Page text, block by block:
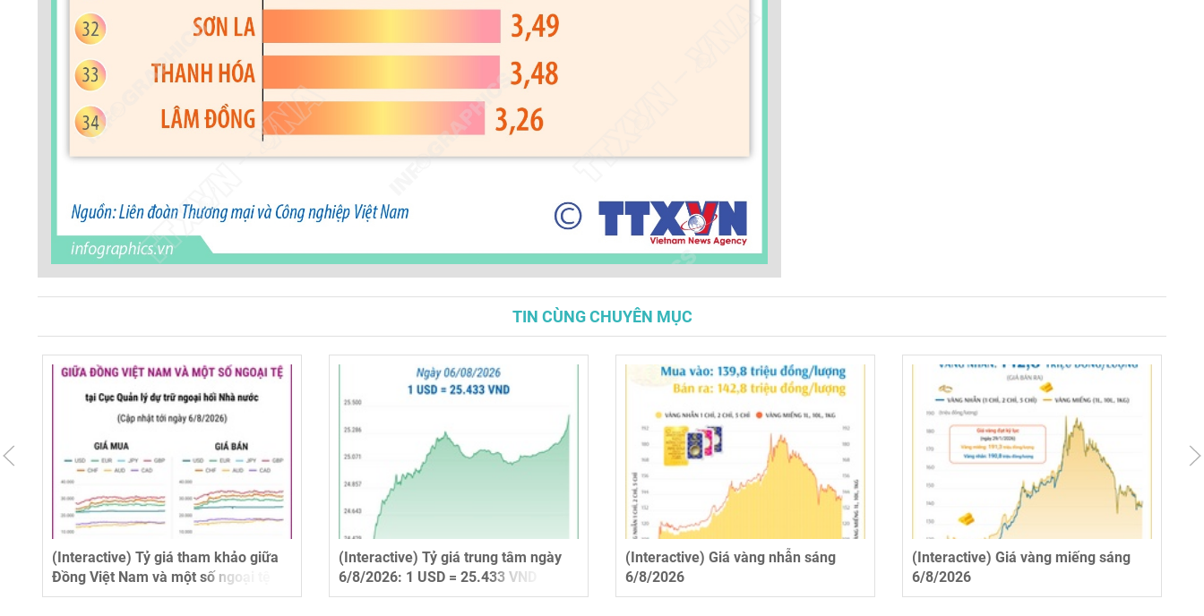
TIN CÙNG CHUYÊN MỤC
(Interactive) Tỷ giá tham khảo giữa
Đồng Việt Nam và một số ngoại tệ
ngày 6/8/2026
(Interactive) Tỷ giá trung tâm ngày
6/8/2026: 1 USD = 25.433 VND
(Interactive) Giá vàng nhẫn sáng
6/8/2026
(Interactive) Giá vàng miếng sáng
6/8/2026